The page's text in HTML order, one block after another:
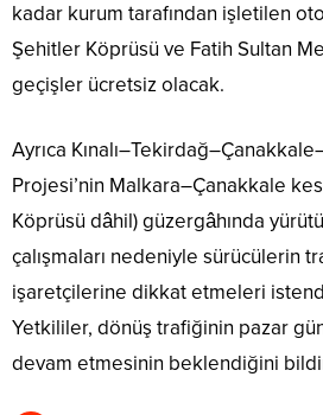
kadar kurum tarafından işletilen
Şehitler Köprüsü ve Fatih Sultan
geçişler ücretsiz olacak.
Ayrıca
Projesi’nin Malkara–Çanakkale
Köprüsü dâhil) güzergâhında
çalışmaları nedeniyle sürücülerin
işaretçilerine dikkat etmeleri
Yetkililer, dönüş trafiğinin pazar
devam etmesinin beklendiğini